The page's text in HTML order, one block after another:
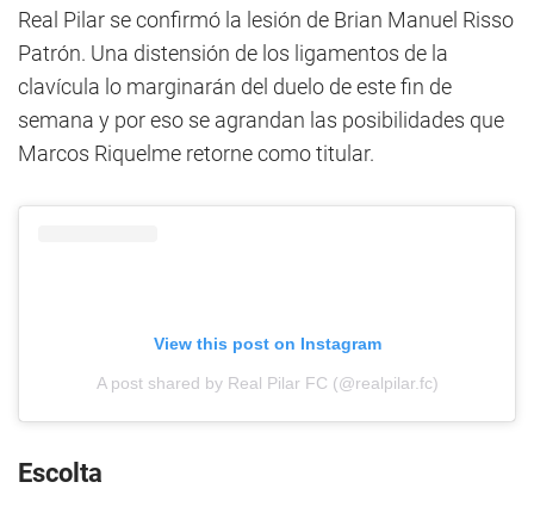
Real Pilar se confirmó la lesión de Brian Manuel Risso
Patrón. Una distensión de los ligamentos de la
clavícula lo marginarán del duelo de este fin de
semana y por eso se agrandan las posibilidades que
Marcos Riquelme retorne como titular.
View this post on Instagram
A post shared by Real Pilar FC (@realpilar.fc)
Escolta